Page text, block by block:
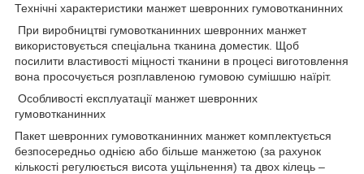
Технічні характеристики манжет шевронних гумовотканинних
При виробництві гумовотканинних шевронних манжет
використовується спеціальна тканина доместик. Щоб
посилити властивості міцності тканини в процесі виготовлення
вона просочується розплавленою гумовою сумішшю наїріт.
Особливості експлуатації манжет шевронних
гумовотканинних
Пакет шевронних гумовотканинних манжет комплектується
безпосередньо однією або більше манжетою (за рахунок
кількості регулюється висота ущільнення) та двох кілець –